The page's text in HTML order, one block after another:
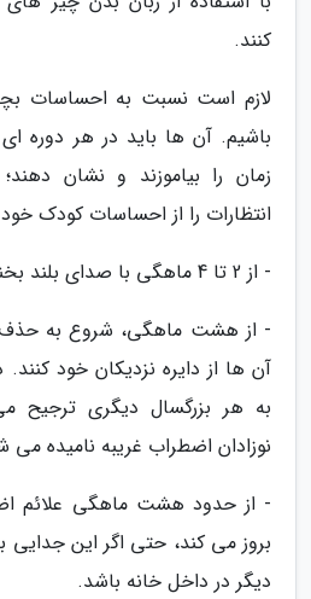
کنند.
لازم است نسبت به احساسات
باشیم. آن ها باید در هر دوره
زمان را بیاموزند و نشان
انتظارات را از احساسات کودک
- از 2 تا 4 ماهگی با صدای بلند بخندند.
- از هشت ماهگی، شروع به حذف
آن ها از دایره نزدیکان خود
به هر بزرگسال دیگری ترجیح
نوزادان اضطراب غریبه نامیده می
- از حدود هشت ماهگی علائم
بروز می کند، حتی اگر این جدایی
دیگر در داخل خانه باشد.